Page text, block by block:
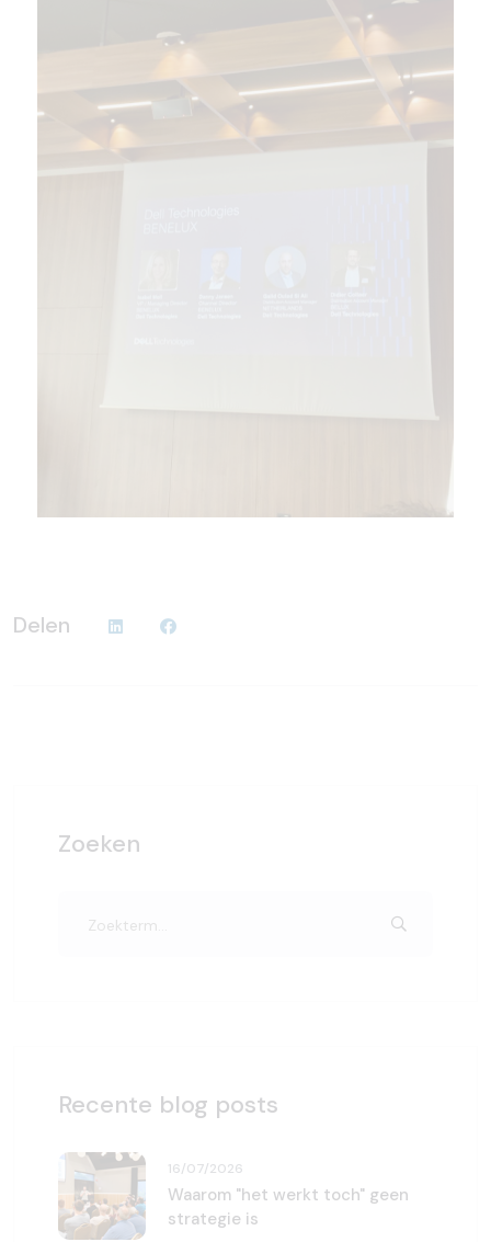
Delen
Zoeken
Recente blog posts
16/07/2026
Waarom "het werkt toch" geen
strategie is